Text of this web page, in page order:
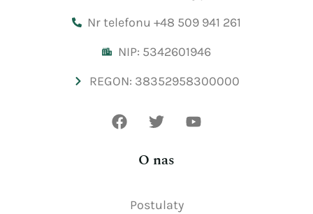
Nr telefonu +48 509 941 261
NIP: 5342601946
REGON: 38352958300000
O nas
Postulaty